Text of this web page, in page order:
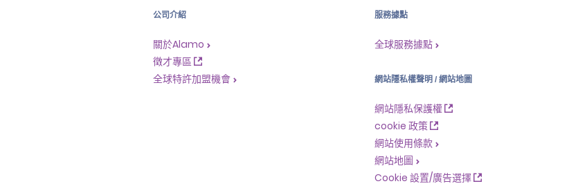
公司介紹
關於Alamo
徵才專區
全球特許加盟機會
服務據點
全球服務據點
網站隱私權聲明 / 網站地圖
網站隱私保護權
cookie 政策
網站使用條款
網站地圖
Cookie 設置/廣告選擇